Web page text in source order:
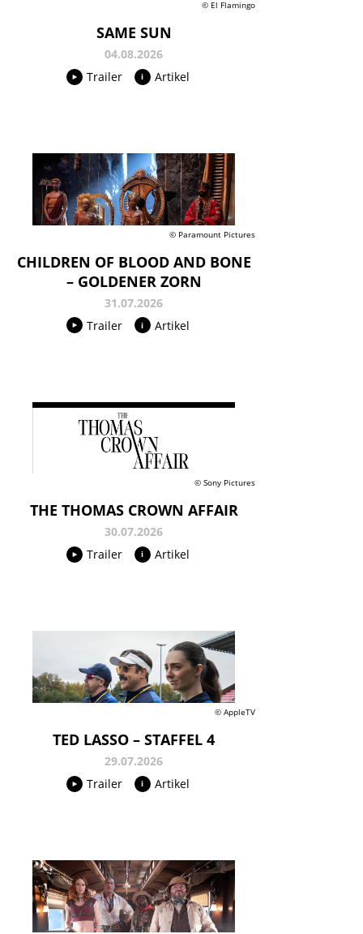
© El Flamingo
SAME SUN
04.08.2026
Trailer
Artikel
© Paramount Pictures
CHILDREN OF BLOOD AND BONE
– GOLDENER ZORN
31.07.2026
Trailer
Artikel
© Sony Pictures
THE THOMAS CROWN AFFAIR
30.07.2026
Trailer
Artikel
© AppleTV
TED LASSO – STAFFEL 4
29.07.2026
Trailer
Artikel